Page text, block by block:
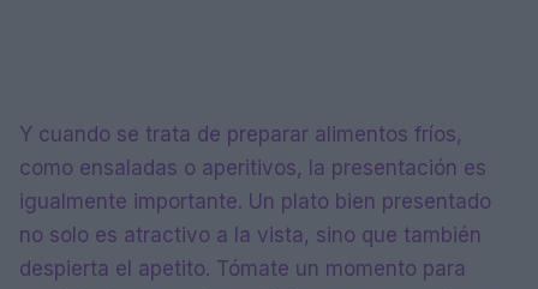
Y cuando se trata de preparar alimentos fríos,
como ensaladas o aperitivos, la presentación es
igualmente importante. Un plato bien presentado
no solo es atractivo a la vista, sino que también
despierta el apetito. Tómate un momento para